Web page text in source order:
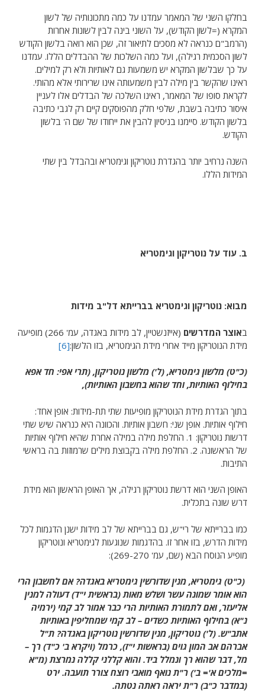
בחלקו השני של המאמר עמדנו על כמה מתכונותיה של לשון
המקרא (=לשון הקודש), על השוני בינה לבין לשונות אחרות
(הרמב"ם כנראה לא מסכים לתיאור זה, שכן הוא רואה בלשון הקודש
לשון הסכמית רגילה), ועל כמה השלכות של ההבדלים הללו. עמדנו
על כך שבלשון המקרא יש משמעות גם לאותיות ולא רק למילים.
ראינו שהקשר בין מילה לבין משמעותה אינו שרירותי אלא מהותי.
לקראת סופו של המאמר, ראינו השלכה של הבדלים אלו לעניין
איסור כתיבה בשבת, שלפי חלק מהפוסקים קיים רק לגבי כתיבה
בלשון הקודש. סיימנו בניסיון להבין את ייחודו של שם ה' בלשון
הקודש.
השנה נרחיב יותר בהגדרת נוטריקון וגימטריא ובהבדל בין שתי
המידות הללו.
ב. עוד על נוטריקון וגימטריא
מבוא: נוטריקון וגימטריא בברייתא דל"ב מידות
באוצר המדרשים
(אייזנשטיין, לב מידות באגדה, עמ' 266) מופיעה
מידת הנוטריקון מייד אחרי מידת הגימטריא, בזו הלשון:[6]
(כ"ט) מלשון גימטריא, (ל') מלשון נוטריקון, (תרי אפי: חד אפא
בחילוף האותיות, וחד שהוא בחשבון האותיות),
בתוך הגדרת מידת הנוטריקון מופיעות שתי תת-מידות: אופן אחד:
חילוף אותיות. אופן שני: חשבון אותיות. והכוונה היא כנראה שיש שתי
דרשות נוטריקון: 1. החלפת מילה במילה אחרת שהיא חילוף אותיות
של הראשונה. 2. החלפת מילה בקבוצת מילים שרמוזות בה בראשי
התיבות.
האופן השני הוא דרשת נוטריקון רגילה, אך האופן הראשון הוא מידת
דרש שונה בתכלית.
כמו בברייתא של רי"ש, גם בברייתא של לב מידות ישנן הדגמות לכל
מידות הדרש, בזו אחר זו. בהדגמות שנוגעות לגימטריא ונוטריקון
מופיע הנוסח הבא (שם, עמ' 269-270):
(כ"ט) גימטריא, מנין שדורשין גימטריא באגדה? אם לחשבון הרי
הוא אומר שמונה עשר ושלש מאות (בראשית י"ד) דעולה למנין
אליעזר, ואם לתמורת האותיות הרי כבר אמור לב קמי (ירמיה
נ"א) בחילוף האותיות כשדים – לב קמי שמחליפין באותיות
אתב"ש. (ל') נוטריקון, מנין שדורשין נוטריקון באגדה? ת"ל
אברהם אב המון גוים (בראשות י"ז), כרמל (ויקרא ב' כ"ד) רך –
מל, דבר שהוא רך ונמלל ביד. והוא קללני קללה נמרצת (מ"א
=מלכים א'= ב') ר"ת נואף מואבי רוצח צורר תועבה. ירט
(במדבר כ"ב) ר"ת יראה ראתה נטתה.